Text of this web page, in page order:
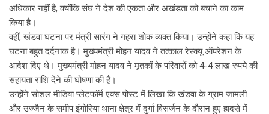
अधिकार नहीं है, क्योंकि संघ ने देश की एकता और अखंडता को बचाने का काम
किया है।
वहीं, खंडवा घटना पर मंत्री सारंग ने गहरा शोक व्यक्त किया। उन्होंने कहा कि यह
घटना बहुत दर्दनाक है। मुख्यमंत्री मोहन यादव ने तत्काल रेस्क्यू ऑपरेशन के
आदेश दिए थे। मुख्यमंत्री मोहन यादव ने मृतकों के परिवारों को 4-4 लाख रुपये की
सहायता राशि देने की घोषणा की है।
उन्होंने सोशल मीडिया प्लेटफॉर्म एक्स पोस्ट में लिखा कि खंडवा के ग्राम जामली
और उज्जैन के समीप इंगोरिया थाना क्षेत्र में दुर्गा विसर्जन के दौरान हुए हादसे में